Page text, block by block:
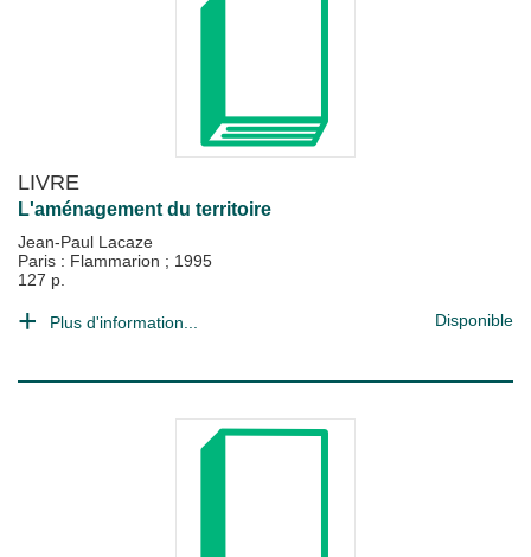
LIVRE
L'aménagement du territoire
Jean-Paul Lacaze
Paris : Flammarion ; 1995
127 p.
Plus d'information... Disponible